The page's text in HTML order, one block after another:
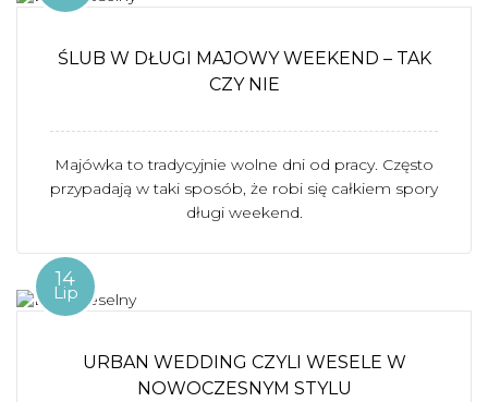
ŚLUB W DŁUGI MAJOWY WEEKEND – TAK
CZY NIE
Majówka to tradycyjnie wolne dni od pracy. Często
przypadają w taki sposób, że robi się całkiem spory
długi weekend.
14
Lip
URBAN WEDDING CZYLI WESELE W
NOWOCZESNYM STYLU